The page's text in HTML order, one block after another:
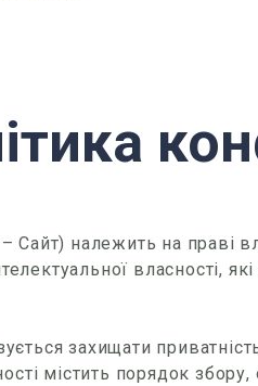
– Сайт) належить на праві
власності,
захищати
містить порядок